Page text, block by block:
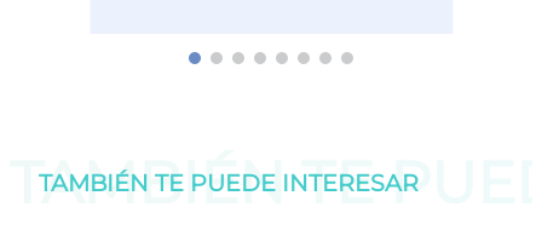
TAMBIÉN TE
TAMBIÉN TE PUEDE INTERESAR